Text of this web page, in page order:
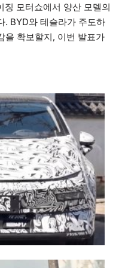
모터쇼에서 양산 모델의
. BYD와 테슬라가 주도하
을 확보할지, 이번 발표가